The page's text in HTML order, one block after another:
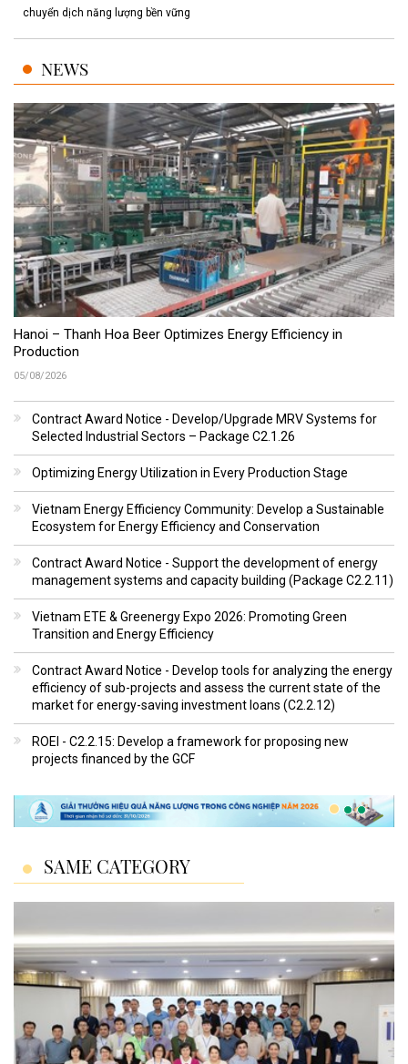
chuyển dịch năng lượng bền vững
NEWS
Hanoi – Thanh Hoa Beer Optimizes Energy Efficiency in
Production
05/08/2026
Contract Award Notice - Develop/Upgrade MRV Systems for
Selected Industrial Sectors – Package C2.1.26
Optimizing Energy Utilization in Every Production Stage
Vietnam Energy Efficiency Community: Develop a Sustainable
Ecosystem for Energy Efficiency and Conservation
Contract Award Notice - Support the development of energy
management systems and capacity building (Package C2.2.11)
Vietnam ETE & Greenergy Expo 2026: Promoting Green
Transition and Energy Efficiency
Contract Award Notice - Develop tools for analyzing the energy
efficiency of sub-projects and assess the current state of the
market for energy-saving investment loans (C2.2.12)
ROEI - C2.2.15: Develop a framework for proposing new
projects financed by the GCF
SAME CATEGORY